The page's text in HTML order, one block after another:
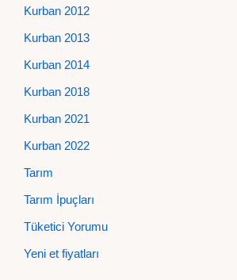
Kurban 2012
Kurban 2013
Kurban 2014
Kurban 2018
Kurban 2021
Kurban 2022
Tarım
Tarım İpuçları
Tüketici Yorumu
Yeni et fiyatları